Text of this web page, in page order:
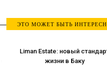
ЭТО МОЖЕТ БЫТЬ
Liman Estate: новый
жизни в Баку